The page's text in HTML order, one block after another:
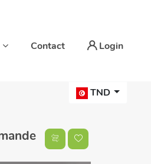
Contact Login
TND